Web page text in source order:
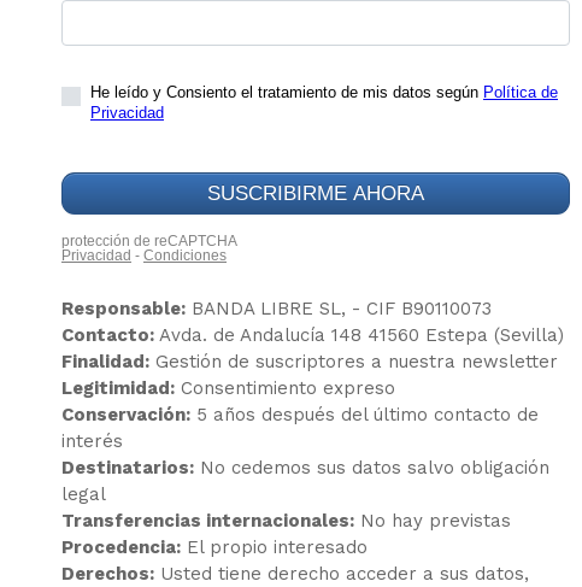
Responsable: BANDA LIBRE SL, - CIF B90110073
Contacto: Avda. de Andalucía 148 41560 Estepa (Sevilla)
Finalidad: Gestión de suscriptores a nuestra newsletter
Legitimidad: Consentimiento expreso
Conservación: 5 años después del último contacto de
interés
Destinatarios: No cedemos sus datos salvo obligación
legal
Transferencias internacionales: No hay previstas
Procedencia: El propio interesado
Derechos: Usted tiene derecho acceder a sus datos,